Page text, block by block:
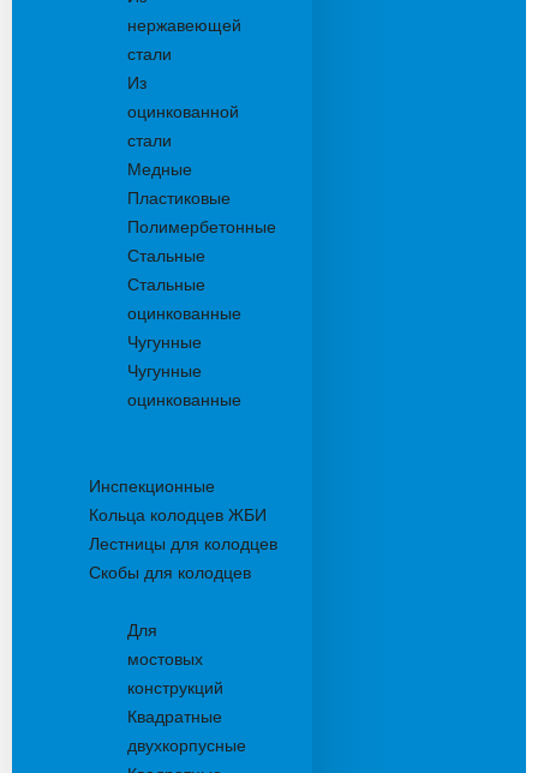
нержавеющей
стали
Из
оцинкованной
стали
Медные
Пластиковые
Полимербетонные
Стальные
Стальные
оцинкованные
Чугунные
Чугунные
оцинкованные
Инспекционные
Кольца колодцев ЖБИ
Лестницы для колодцев
Скобы для колодцев
Для
мостовых
конструкций
Квадратные
двухкорпусные